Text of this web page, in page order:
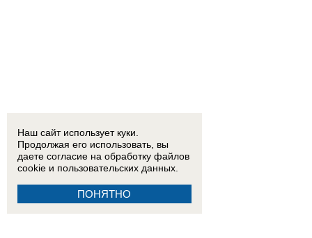
Наш сайт использует куки.
Продолжая его использовать, вы
даете согласие на обработку файлов
cookie и пользовательских данных.
ПОНЯТНО